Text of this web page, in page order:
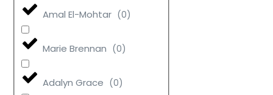
Amal El-Mohtar (0)
Marie Brennan (0)
Adalyn Grace (0)